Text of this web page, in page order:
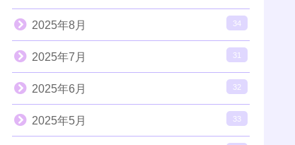
2025年8月 34
2025年7月 31
2025年6月 32
2025年5月 33